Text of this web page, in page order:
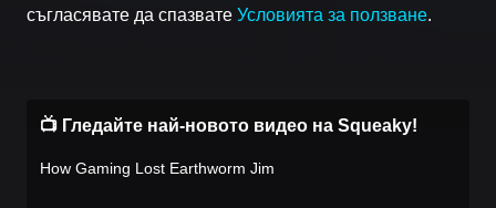
съгласявате да спазвате Условията за ползване.
📺 Гледайте най-новото видео на Squeaky!
How Gaming Lost Earthworm Jim